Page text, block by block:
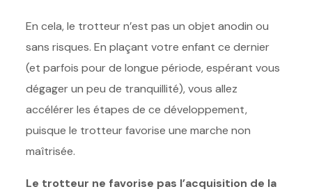
En cela, le trotteur n’est pas un objet anodin ou
sans risques. En plaçant votre enfant ce dernier
(et parfois pour de longue période, espérant vous
dégager un peu de tranquillité), vous allez
accélérer les étapes de ce développement,
puisque le trotteur favorise une marche non
maîtrisée.
Le trotteur ne favorise pas l’acquisition de la